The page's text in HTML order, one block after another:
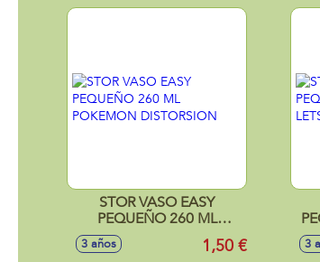
STOR VASO EASY
PEQUEÑO 260 ML
POKEMON DISTORSION
3 años 1,50 € 3